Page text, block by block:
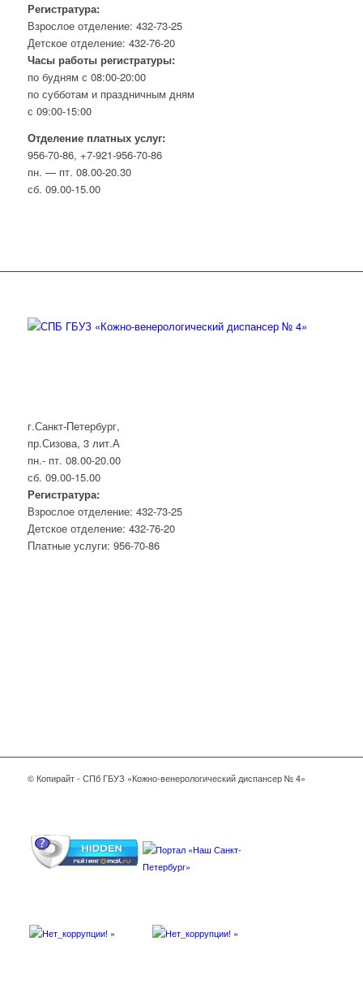
Регистратура:
Взрослое отделение: 432-73-25
Детское отделение: 432-76-20
Часы работы регистратуры:
по будням с 08:00-20:00
по субботам и праздничным дням
с 09:00-15:00
Отделение платных услуг:
956-70-86, +7-921-956-70-86
пн. — пт. 08.00-20.30
сб. 09.00-15.00
г.Санкт-Петербург,
пр.Сизова, 3 лит.А
пн.- пт. 08.00-20.00
сб. 09.00-15.00
Регистратура:
Взрослое отделение: 432-73-25
Детское отделение: 432-76-20
Платные услуги: 956-70-86
© Копирайт - СПб ГБУЗ «Кожно-венерологический диспансер № 4»